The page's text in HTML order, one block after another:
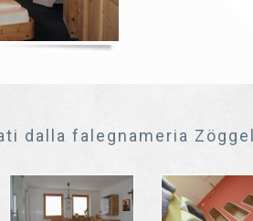
dalla falegnameria